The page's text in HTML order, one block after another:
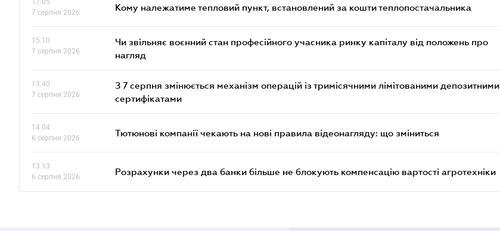
17.05
7 серпня 2026
Кому належатиме тепловий пункт, встановлений за кошти теплопостачальника
15.10
7 серпня 2026
Чи звільняє воєнний стан професійного учасника ринку капіталу від положень про
нагляд
13.40
7 серпня 2026
З 7 серпня змінюється механізм операцій із тримісячними лімітованими депозитними
сертифікатами
14.04
6 серпня 2026
Тютюнові компанії чекають на нові правила відеонагляду: що зміниться
13.13
6 серпня 2026
Розрахунки через два банки більше не блокують компенсацію вартості агротехніки